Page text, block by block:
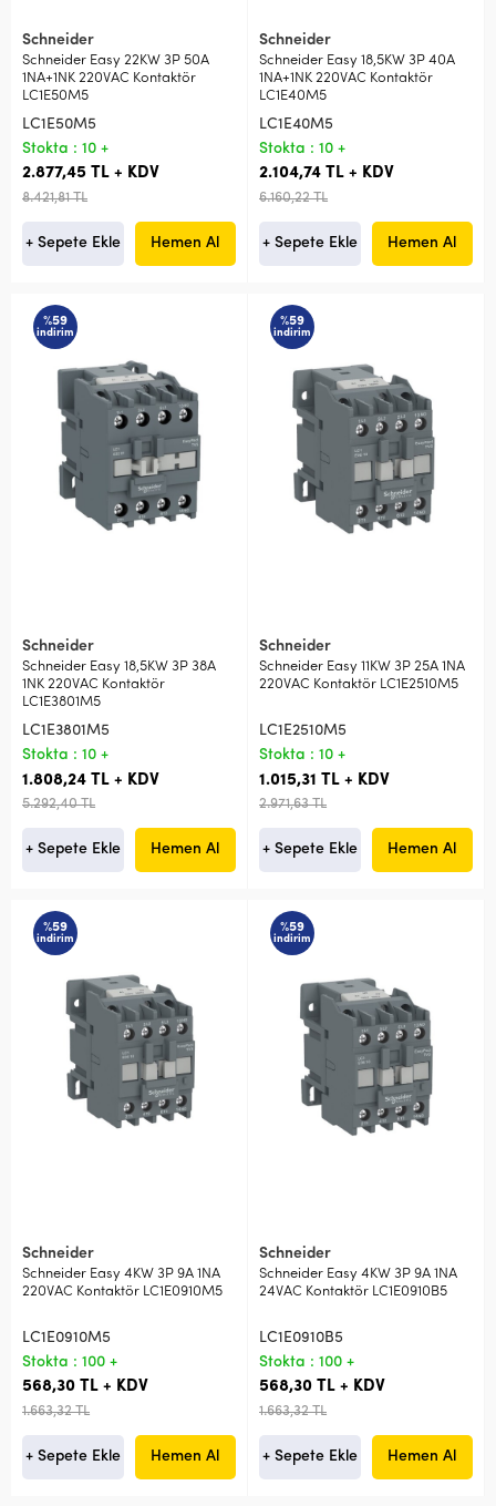
Schneider
Schneider Easy 22KW 3P 50A
1NA+1NK 220VAC Kontaktör
LC1E50M5
LC1E50M5
Stokta : 10 +
2.877,45 TL + KDV
8.421,81 TL
+ Sepete Ekle Hemen Al
Schneider
Schneider Easy 18,5KW 3P 40A
1NA+1NK 220VAC Kontaktör
LC1E40M5
LC1E40M5
Stokta : 10 +
2.104,74 TL + KDV
6.160,22 TL
+ Sepete Ekle Hemen Al
%59
indirim
Schneider
Schneider Easy 18,5KW 3P 38A
1NK 220VAC Kontaktör
LC1E3801M5
LC1E3801M5
Stokta : 10 +
1.808,24 TL + KDV
5.292,40 TL
+ Sepete Ekle Hemen Al
%59
indirim
Schneider
Schneider Easy 11KW 3P 25A 1NA
220VAC Kontaktör LC1E2510M5
LC1E2510M5
Stokta : 10 +
1.015,31 TL + KDV
2.971,63 TL
+ Sepete Ekle Hemen Al
%59
indirim
Schneider
Schneider Easy 4KW 3P 9A 1NA
220VAC Kontaktör LC1E0910M5
LC1E0910M5
Stokta : 100 +
568,30 TL + KDV
1.663,32 TL
+ Sepete Ekle Hemen Al
%59
indirim
Schneider
Schneider Easy 4KW 3P 9A 1NA
24VAC Kontaktör LC1E0910B5
LC1E0910B5
Stokta : 100 +
568,30 TL + KDV
1.663,32 TL
+ Sepete Ekle Hemen Al